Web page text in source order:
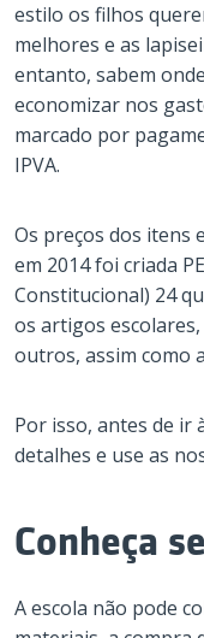
estilo os filhos
melhores e as
entanto, sabem
economizar nos
marcado por
IPVA.
Os preços dos itens
em 2014 foi criada
Constitucional) 24
os artigos
outros, assim como
Por isso, antes de ir
detalhes e use as
Conheça
A escola não pode